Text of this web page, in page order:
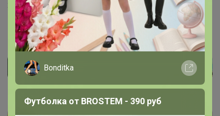
22 июля, 2021 10:39
Pozdeeva_GV, Добрый! Уточню
Bonditka
Футболка от BROSTEM - 390 руб